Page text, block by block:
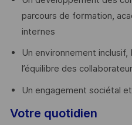
parcours de formation,
internes
Un environnement
l’équilibre des
Un engagement sociétal
Votre quotidien